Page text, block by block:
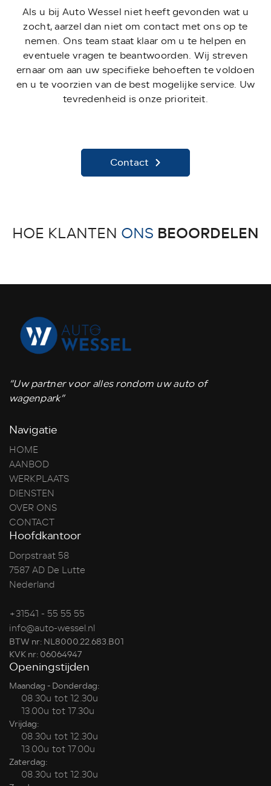
Als u bij Auto Wessel niet heeft gevonden wat u
zocht, aarzel dan niet om contact met ons op te
nemen. Ons team staat klaar om u te helpen en
eventuele vragen te beantwoorden. Wij streven
ernaar om aan uw specifieke behoeften te voldoen
en u te voorzien van de best mogelijke service. Uw
tevredenheid is onze prioriteit.
Contact
HOE KLANTEN ONS BEOORDELEN
“Uw partner voor alles rondom uw auto of
wagenpark”
Navigatie
HOME
AANBOD
WERKPLAATS
DIENSTEN
OVER ONS
CONTACT
Hoofdkantoor
Dorpstraat 58
7587 AD De Lutte
Nederland
+31541 - 55 55 55
info@auto-wessel.nl
BTW nr: NL8000.22.683.B01
KVK nr: 06064947
Openingstijden
Maandag - Donderdag:
08.30u tot 12.30u
13.00u tot 17.30u
Vrijdag:
08.30u tot 12.30u
13.00u tot 17.00u
Zaterdag:
08.30u tot 12.30u